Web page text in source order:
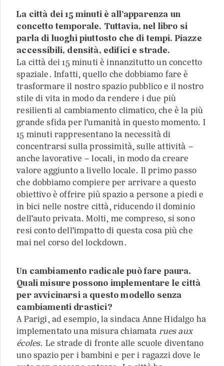
La città dei 15 minuti è all’apparenza un
concetto temporale. Tuttavia, nel libro si
parla di luoghi piuttosto che di tempi. Piazze
accessibili, densità, edifici e strade.
La città dei 15 minuti è innanzitutto un concetto
spaziale. Infatti, quello che dobbiamo fare è
trasformare il nostro spazio pubblico e il nostro
stile di vita in modo da rendere i due più
resilienti al cambiamento climatico, che è la più
grande sfida per l’umanità in questo momento. I
15 minuti rappresentano la necessità di
concentrarsi sulla prossimità, sulle attività –
anche lavorative – locali, in modo da creare
valore aggiunto a livello locale. Il primo passo
che dobbiamo compiere per arrivare a questo
obiettivo è offrire più spazio a persone a piedi e
in bici nelle nostre città, riducendo il dominio
dell’auto privata. Molti, me compreso, si sono
resi conto dell’impatto di questa cosa più che
mai nel corso del lockdown.
Un cambiamento radicale può fare paura.
Quali misure possono implementare le città
per avvicinarsi a questo modello senza
cambiamenti drastici?
A Parigi, ad esempio, la sindaca Anne Hidalgo ha
implementato una misura chiamata rues aux
écoles. Le strade di fronte alle scuole diventano
uno spazio per i bambini e per i ragazzi dove le